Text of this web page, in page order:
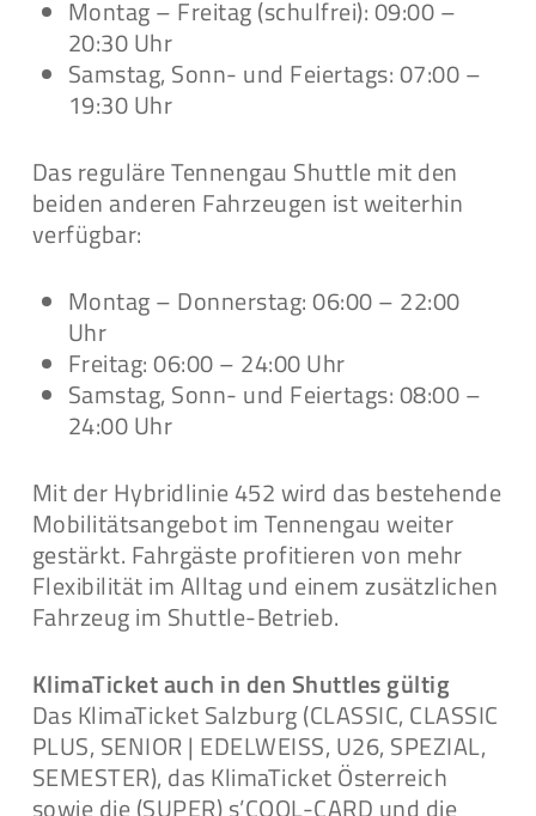
Montag – Freitag (schulfrei): 09:00 –
20:30 Uhr
Samstag, Sonn- und Feiertags: 07:00 –
19:30 Uhr
Das reguläre Tennengau Shuttle mit den
beiden anderen Fahrzeugen ist weiterhin
verfügbar:
Montag – Donnerstag: 06:00 – 22:00
Uhr
Freitag: 06:00 – 24:00 Uhr
Samstag, Sonn- und Feiertags: 08:00 –
24:00 Uhr
Mit der Hybridlinie 452 wird das bestehende
Mobilitätsangebot im Tennengau weiter
gestärkt. Fahrgäste profitieren von mehr
Flexibilität im Alltag und einem zusätzlichen
Fahrzeug im Shuttle-Betrieb.
KlimaTicket auch in den Shuttles gültig
Das KlimaTicket Salzburg (CLASSIC, CLASSIC
PLUS, SENIOR | EDELWEISS, U26, SPEZIAL,
SEMESTER), das KlimaTicket Österreich
sowie die (SUPER) s’COOL-CARD und die